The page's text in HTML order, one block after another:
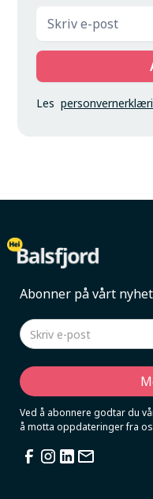
Les
Abonner på vårt
Ved å abonnere godtar du
å motta oppdateringer fra